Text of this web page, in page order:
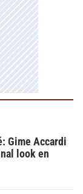
Gime Accardi
look en